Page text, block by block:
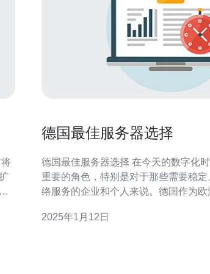
德国最佳服务器选择
德国最佳服务器选择 在今天的数字化时代，服务器扮演着
重要的角色，特别是对于那些需要稳定
络服务的企业和个人来说。德国作为
商。本文将介绍一些在德国选择最佳服
2025年1月12日